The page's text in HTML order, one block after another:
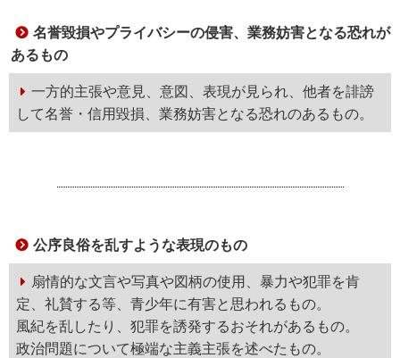
名誉毀損やプライバシーの侵害、業務妨害となる恐れが
あるもの
一方的主張や意見、意図、表現が見られ、他者を誹謗
して名誉・信用毀損、業務妨害となる恐れのあるもの。
公序良俗を乱すような表現のもの
扇情的な文言や写真や図柄の使用、暴力や犯罪を肯
定、礼賛する等、青少年に有害と思われるもの。
風紀を乱したり、犯罪を誘発するおそれがあるもの。
政治問題について極端な主義主張を述べたもの。